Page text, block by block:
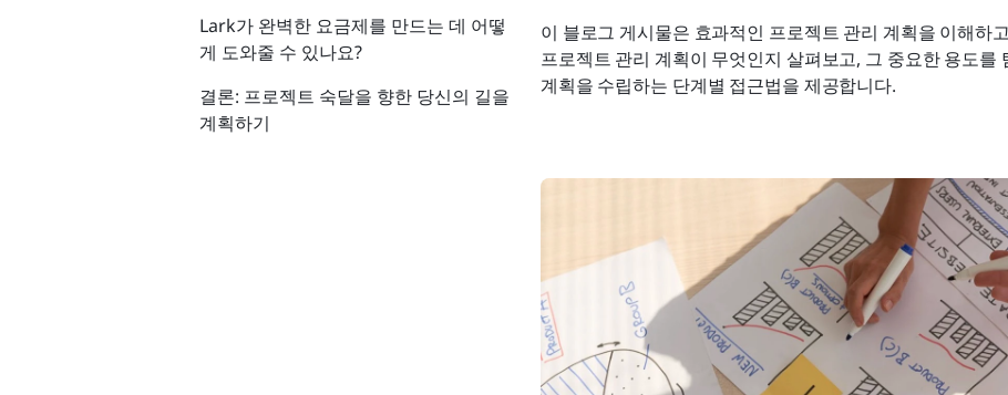
이 블로그 게시물은 효과적인 프로젝트 관리 계획을 이해하
프로젝트 관리 계획이 무엇인지 살펴보고, 그 중요한 용도
계획을 수립하는 단계별 접근법을 제공합니다.
Lark가 완벽한 요금제를 만드는 데 어떻
게 도와줄 수 있나요?
결론: 프로젝트 숙달을 향한 당신의 길을
계획하기